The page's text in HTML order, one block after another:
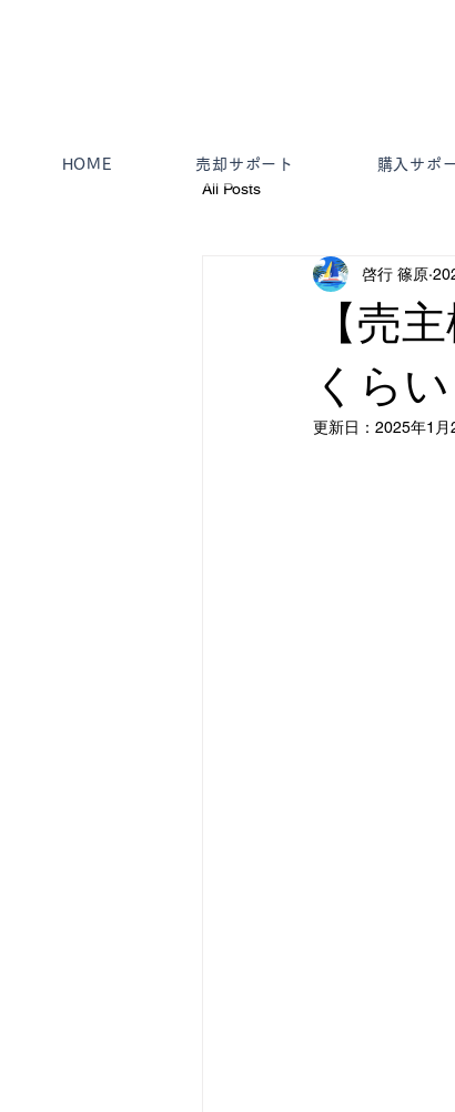
HOME 売却サポート 購入サポ
All Posts
【売
くらい
啓行 篠原
更新日： 2025年1月